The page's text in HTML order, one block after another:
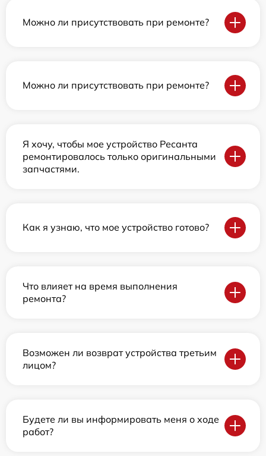
Можно ли присутствовать при ремонте?
Можно ли присутствовать при ремонте?
Я хочу, чтобы мое устройство Ресанта
ремонтировалось только оригинальными
запчастями.
Как я узнаю, что мое устройство готово?
Что влияет на время выполнения
ремонта?
Возможен ли возврат устройства третьим
лицом?
Будете ли вы информировать меня о ходе
работ?